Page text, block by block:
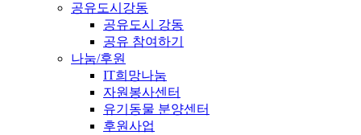
공유도시강동
공유도시 강동
공유 참여하기
나눔/후원
IT희망나눔
자원봉사센터
유기동물 분양센터
후원사업